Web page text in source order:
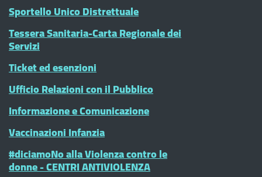
Sportello Unico Distrettuale
Tessera Sanitaria-Carta Regionale dei
Servizi
Ticket ed esenzioni
Ufficio Relazioni con il Pubblico
Informazione e Comunicazione
Vaccinazioni Infanzia
#diciamoNo alla Violenza contro le
donne - CENTRI ANTIVIOLENZA